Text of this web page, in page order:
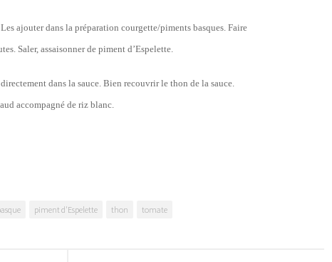
ajouter dans la préparation courgette/piments basques. Faire
Saler, assaisonner de piment d’Espelette.
dans la sauce. Bien recouvrir le thon de la sauce.
accompagné de riz blanc.
piment d'Espelette thon tomate